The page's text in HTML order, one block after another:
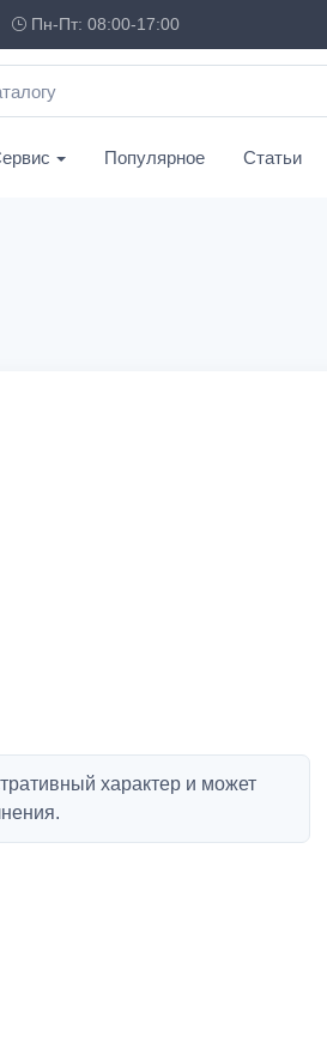
Пн-Пт: 08:00-17:00
Популярное Статьи
характер и может